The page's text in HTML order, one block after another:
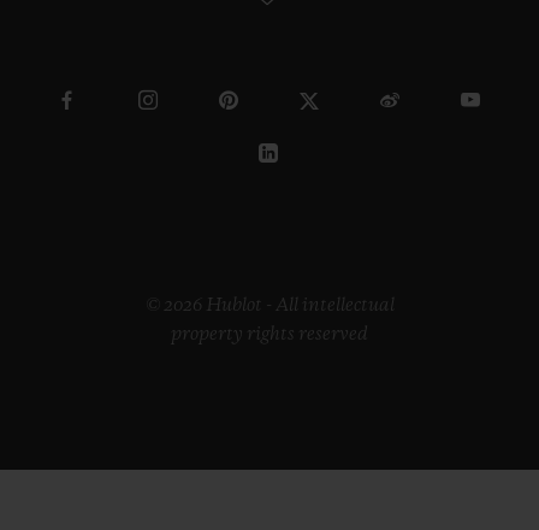
© 2026 Hublot - All intellectual
property rights reserved